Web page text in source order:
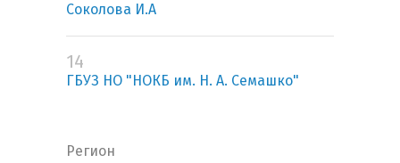
Соколова И.А
14
ГБУЗ НО "НОКБ им. Н. А. Семашко"
Регион